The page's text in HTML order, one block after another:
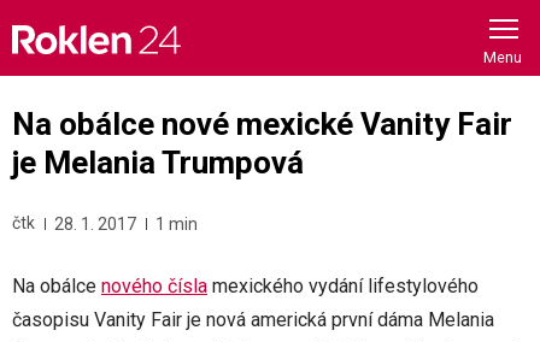
content
Na obálce nové mexické Vanity Fair
je Melania Trumpová
čtk 28. 1. 2017 1 min
Na obálce nového čísla mexického vydání lifestylového
časopisu Vanity Fair je nová americká první dáma Melania